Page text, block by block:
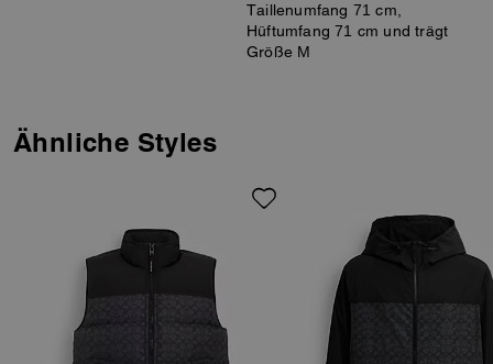
Taillenumfang 71 cm,
Hüftumfang 71 cm und trägt
Größe M
Ähnliche Styles